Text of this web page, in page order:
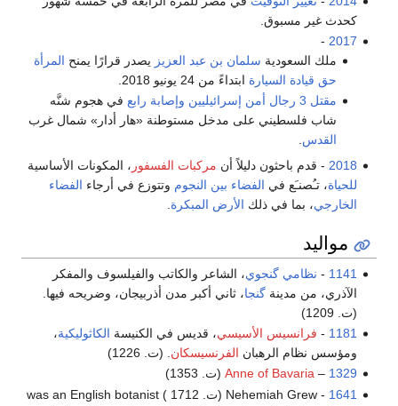
كحدث غير مسبوق.
2017
-
ملك السعودية سلمان بن عبد العزيز يصدر قرارًا يمنح المرأة
حق قيادة السيارة ابتداءً من 24 يونيو 2018.
مقتل 3 رجال أمن إسرائيليين وإصابة رابع
في هجوم شنَّه
شاب فلسطيني على مدخل مستوطنة «هار أدار» شمال غرب
القدس.
2018 - قدم باحثون دليلاً أن مركبات الفسفور ، المكونات الأساسية
للحياة، تـُصنـَع في الفضاء بين النجوم وتتوزع في أرجاء الفضاء
الخارجي، بما في ذلك الأرض المبكرة.
مواليد
1141
- نظامي گنجوي، الشاعر والكاتب والفيلسوف والمفكر
الآذري، من مدينةگنجا، ثاني أكبر مدن أذربيجان، وضريحه فيها.
(ت. 1209)
1181
- فرانسيس الأسيسي، قديس في الكنيسة الكاثوليكية،
ومؤسس نظام الرهبان الفرنسيسكان . (ت. 1226)
1329
–
Anne of Bavaria (ت. 1353)
1641
- Nehemiah Grew (ت. 1712 ) was an English botanist